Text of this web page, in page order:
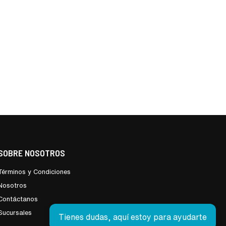
NOSOTROS
y Condiciones
Tienes dudas, aquí estoy para ayudarte